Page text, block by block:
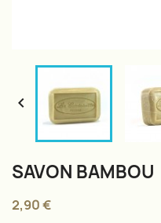

SAVON BAMBOU
2,90 €